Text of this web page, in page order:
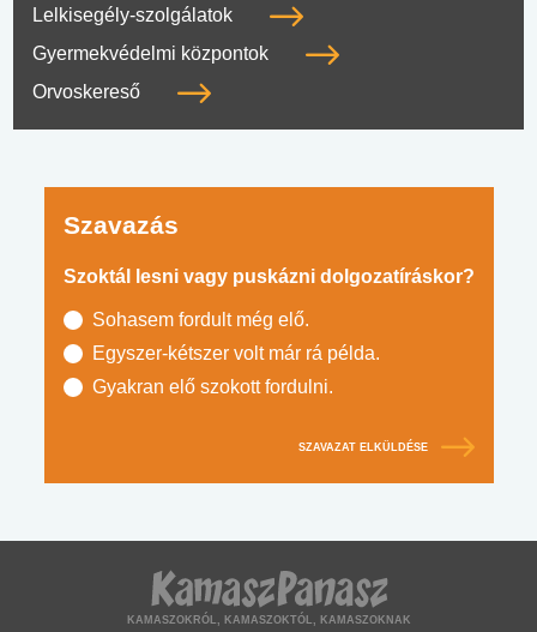
Lelkisegély-szolgálatok
Gyermekvédelmi központok
Orvoskereső
Szavazás
Szoktál lesni vagy puskázni dolgozatíráskor?
Sohasem fordult még elő.
Egyszer-kétszer volt már rá példa.
Gyakran elő szokott fordulni.
SZAVAZAT ELKÜLDÉSE
KAMASZOKRÓL, KAMASZOKTÓL, KAMASZOKNAK